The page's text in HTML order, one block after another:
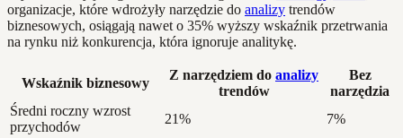
organizacje, które wdrożyły narzędzie do analizy trendów
biznesowych, osiągają nawet o 35% wyższy wskaźnik przetrwania
na rynku niż konkurencja, która ignoruje analitykę.
Wskaźnik biznesowy
Z narzędziem do analizy
trendów
Bez
narzędzia
Średni roczny wzrost
przychodów
21%
7%